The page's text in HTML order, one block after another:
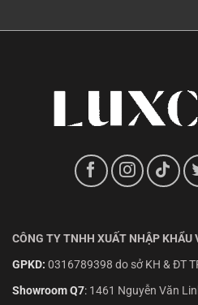
CÔNG TY TNHH XUẤT NHẬP KHẨU
GPKD: 0316789398 do sở KH & ĐT
Showroom Q7: 1461 Nguyễn Văn